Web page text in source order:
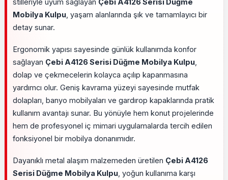
stilleriyle uyum sağlayan Çebi A4126 Serisi Düğme
Mobilya Kulpu , yaşam alanlarında şık ve tamamlayıcı bir
detay sunar.
Ergonomik yapısı sayesinde günlük kullanımda konfor
sağlayan Çebi A4126 Serisi Düğme Mobilya Kulpu
dolap ve çekmecelerin kolayca açılıp kapanmasına
yardımcı olur. Geniş kavrama yüzeyi sayesinde mutfak
dolapları, banyo mobilyaları ve gardırop kapaklarında pratik
kullanım avantajı sunar. Bu yönüyle hem konut projelerinde
hem de profesyonel iç mimari uygulamalarda tercih edilen
fonksiyonel bir mobilya donanımıdır.
Dayanıklı metal alaşım malzemeden üretilen Çebi A4126
Serisi Düğme Mobilya Kulpu , yoğun kullanıma karşı